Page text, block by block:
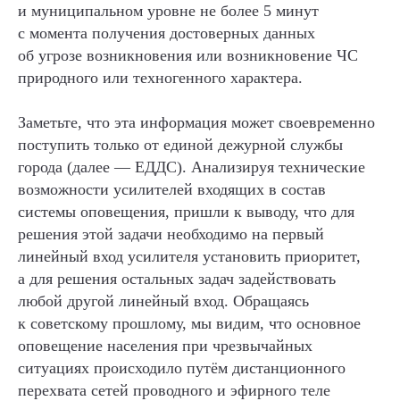
и муниципальном уровне не более 5 минут
с момента получения достоверных данных
об угрозе возникновения или возникновение ЧС
природного или техногенного характера.
Заметьте, что эта информация может своевременно
поступить только от единой дежурной службы
города (далее — ЕДДС). Анализируя технические
возможности усилителей входящих в состав
системы оповещения, пришли к выводу, что для
решения этой задачи необходимо на первый
линейный вход усилителя установить приоритет,
а для решения остальных задач задействовать
любой другой линейный вход. Обращаясь
к советскому прошлому, мы видим, что основное
оповещение населения при чрезвычайных
ситуациях происходило путём дистанционного
перехвата сетей проводного и эфирного теле